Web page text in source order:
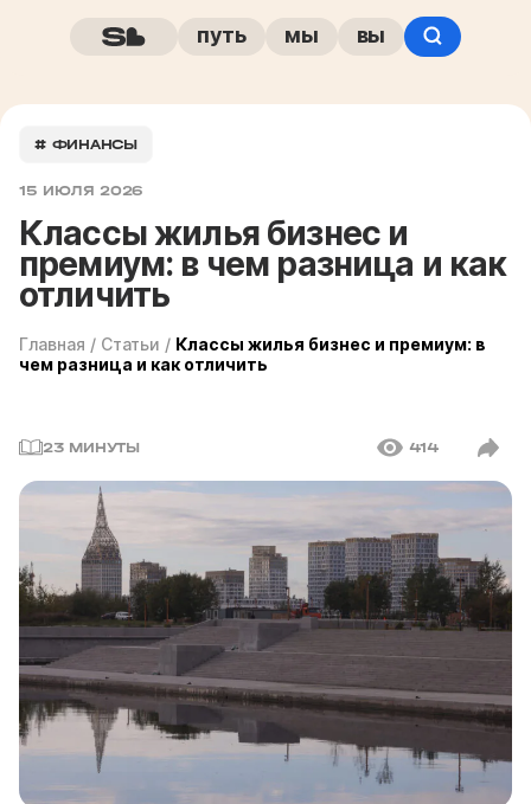
путь мы вы
# ФИНАНСЫ
15 ИЮЛЯ 2026
Классы жилья бизнес и
премиум: в чем разница и как
отличить
Главная / Статьи / Классы жилья бизнес и премиум: в
чем разница и как отличить
23 МИНУТЫ 414